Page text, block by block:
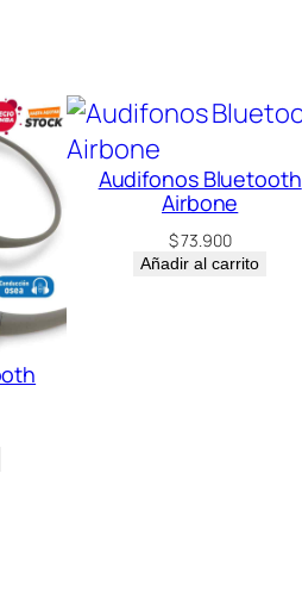
Audifonos Bluetooth
Airbone
$73.900
Añadir al carrito